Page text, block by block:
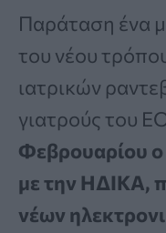
Παράταση ένα
του νέου
ιατρικών
γιατρούς του
Φεβρουαρίου ο
με την ΗΔΙΚΑ,
νέων